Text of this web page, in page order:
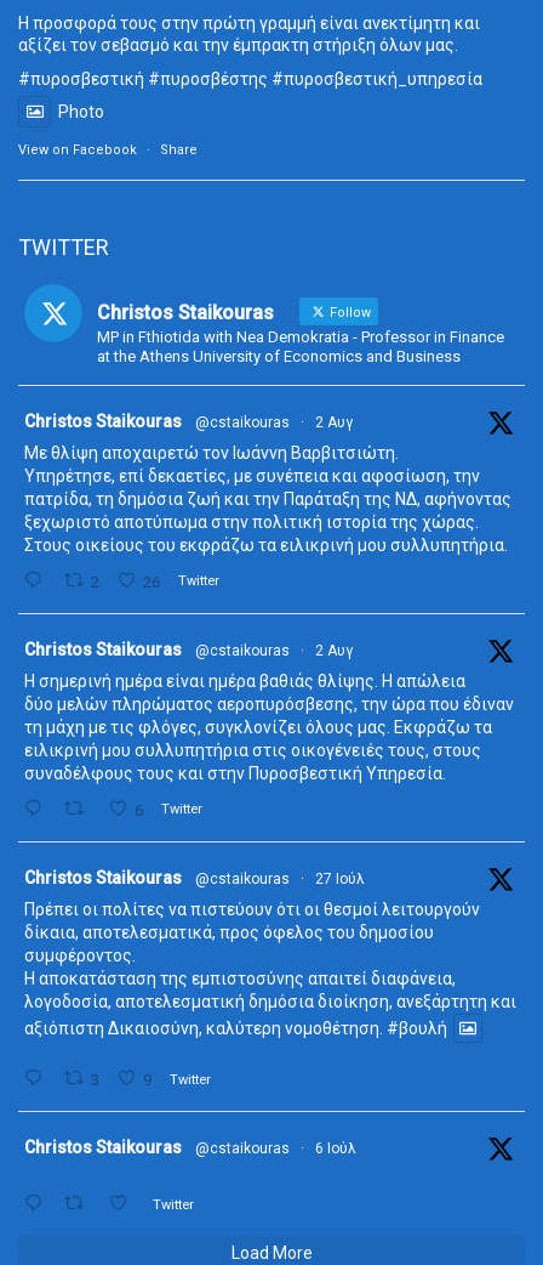
Η προσφορά τους στην πρώτη γραμμή είναι ανεκτίμητη και
αξίζει τον σεβασμό και την έμπρακτη στήριξη όλων μας.
#πυροσβεστική #πυροσβέστης #πυροσβεστική_ υπηρεσία
Photo
View on Facebook · Share
TWITTER
Christos Staikouras Follow
MP in Fthiotida with Nea Demokratia - Professor in Finance
at the Athens University of Economics and Business
Christos Staikouras @cstaikouras · 2 Αυγ
Με θλίψη αποχαιρετώ τον Ιωάννη Βαρβιτσιώτη.
Υπηρέτησε, επί δεκαετίες, με συνέπεια και αφοσίωση, την
πατρίδα, τη δημόσια ζωή και την Παράταξη της ΝΔ, αφήνοντας
ξεχωριστό αποτύπωμα στην πολιτική ιστορία της χώρας.
Στους οικείους του εκφράζω τα ειλικρινή μου συλλυπητήρια.
2 26 Twitter
Christos Staikouras @cstaikouras · 2 Αυγ
Η σημερινή ημέρα είναι ημέρα βαθιάς θλίψης. Η απώλεια
δύο μελών πληρώματος αεροπυρόσβεσης, την ώρα που έδιναν
τη μάχη με τις φλόγες, συγκλονίζει όλους μας. Εκφράζω τα
ειλικρινή μου συλλυπητήρια στις οικογένειές τους, στους
συναδέλφους τους και στην Πυροσβεστική Υπηρεσία.
6 Twitter
Christos Staikouras @cstaikouras · 27 Ιούλ
Πρέπει οι πολίτες να πιστεύουν ότι οι θεσμοί λειτουργούν
δίκαια, αποτελεσματικά, προς όφελος του δημοσίου
συμφέροντος.
Η αποκατάσταση της εμπιστοσύνης απαιτεί διαφάνεια,
λογοδοσία, αποτελεσματική δημόσια διοίκηση, ανεξάρτητη και
αξιόπιστη Δικαιοσύνη, καλύτερη νομοθέτηση. #βουλή
3 9 Twitter
Christos Staikouras @cstaikouras · 6 Ιούλ
Twitter
Load More